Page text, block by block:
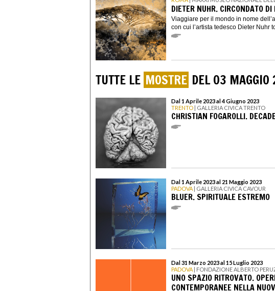
DIETER NUHR. CIRCONDATO DI
Viaggiare per il mondo in nome
con cui l’artista tedesco Dieter Nuhr
TUTTE LE MOSTRE DEL 03
Dal 1 Aprile 2023 al 4 Giugno 2023
TRENTO | GALLERIA CIVICA TRENTO
CHRISTIAN FOGAROLLI.
Dal 1 Aprile 2023 al 21 Maggio 2023
PADOVA | GALLERIA CIVICA CAVOUR
BLUER. SPIRITUALE ESTREMO
Dal 31 Marzo 2023 al 15 Luglio 2023
PADOVA | FONDAZIONE ALBERTO
UNO SPAZIO RITROVATO.
CONTEMPORANEE NELLA